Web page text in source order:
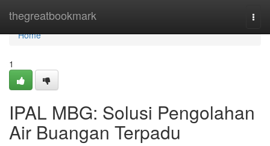
thegreatbookmark
Home
Home
1
IPAL MBG: Solusi Pengolahan
Air Buangan Terpadu